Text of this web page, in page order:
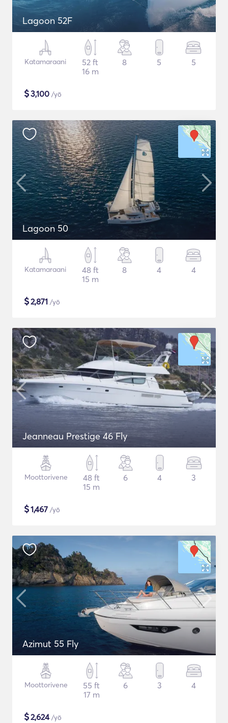
Lagoon 52F
Katamaraani
52 ft
16 m
8 5 5
$3,100 /yö
Lagoon 50
Katamaraani
48 ft
15 m
8 4 4
$2,871 /yö
Jeanneau Prestige 46 Fly
Moottorivene
48 ft
15 m
6 4 3
$1,467 /yö
Azimut 55 Fly
Moottorivene
55 ft
17 m
6 3 4
$2,624/yö